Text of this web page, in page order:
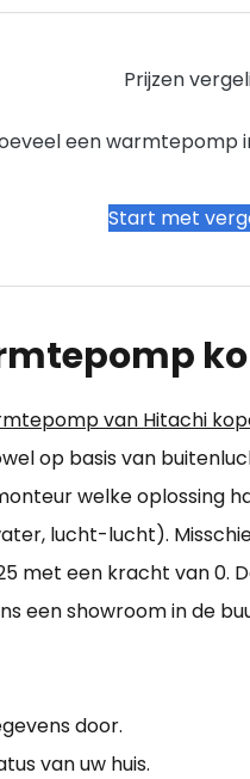
Prijzen
een warmtepomp
Start met
van Hitachi
op basis van
welke oplossing
lucht-lucht).
met een kracht van 0.
een showroom in de
door.
van uw huis.